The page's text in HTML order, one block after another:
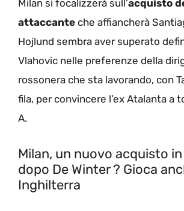
Milan si focalizzerà sull’acquisto
attaccante che affiancherà
Hojlund sembra aver superato
Vlahovic nelle preferenze della
rossonera che sta lavorando, con
fila, per convincere l’ex Atalanta a
A.
Milan, un nuovo acquisto
dopo De Winter ? Gioca
Inghilterra